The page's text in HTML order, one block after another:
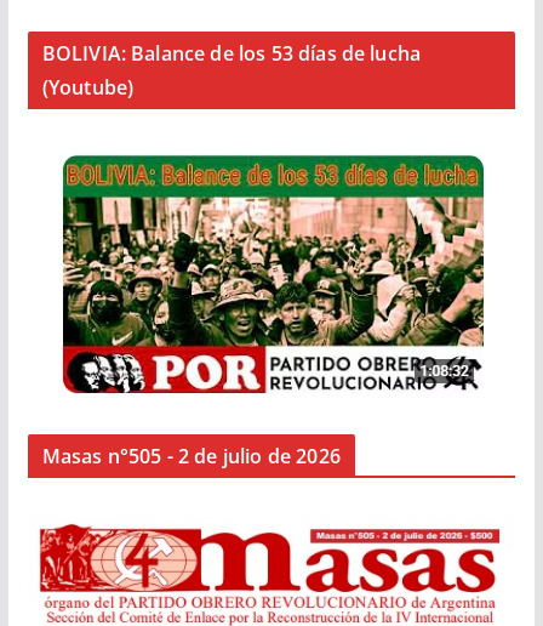
BOLIVIA: Balance de los 53 días de lucha
(Youtube)
Masas n°505 - 2 de julio de 2026